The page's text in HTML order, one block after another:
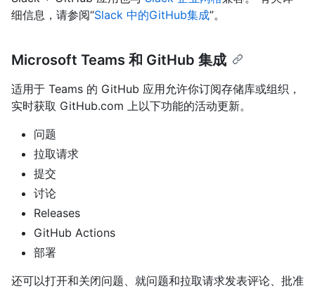
细信息，请参阅“Slack 中的GitHub集成”。
Microsoft Teams 和 GitHub 集成
适用于 Teams 的 GitHub 应用允许你订阅存储库或组织，
实时获取 GitHub.com 上以下功能的活动更新。
问题
拉取请求
提交
讨论
Releases
GitHub Actions
部署
还可以打开和关闭问题、就问题和拉取请求发表评论、批准